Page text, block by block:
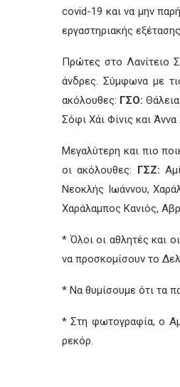
covid-19 και να μην
εργαστηριακής
Πρώτες στο Λανίτειο
άνδρες. Σύμφωνα με
ακόλουθες: ΓΣΟ:
Σόφι Χάι Φίνις και
Μεγαλύτερη και πιο
οι ακόλουθες: ΓΣΖ:
Νεοκλής Ιωάννου,
Χαράλαμπος Κανιός,
* Όλοι οι αθλητές και
να προσκομίσουν το
* Να θυμίσουμε ότι τα
* Στη φωτογραφία, ο
ρεκόρ.